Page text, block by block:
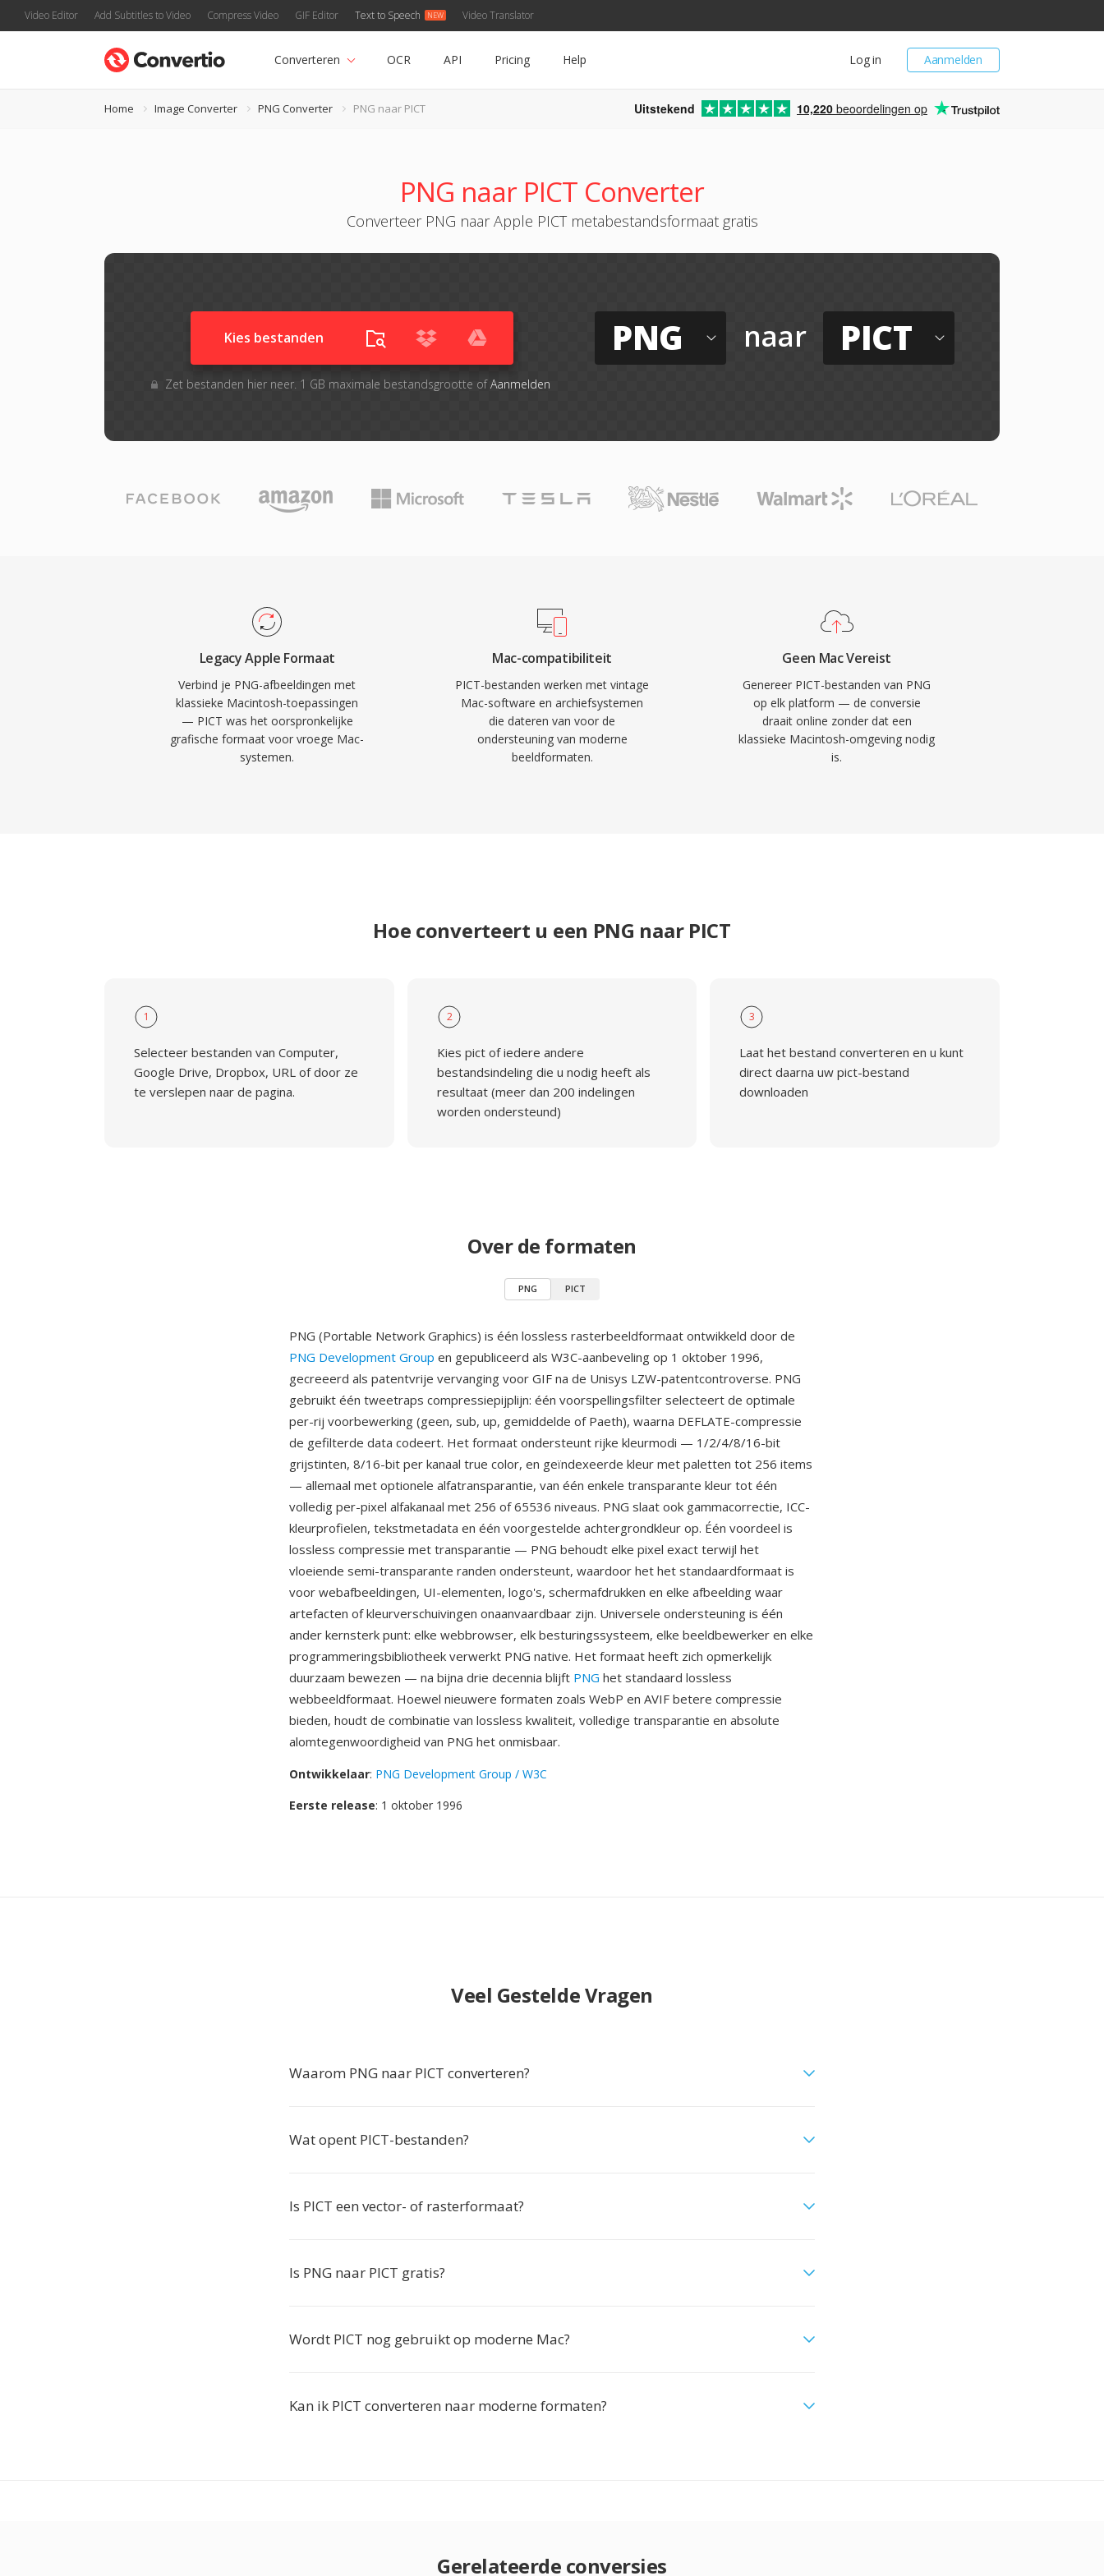
Video Editor Add Subtitles to Video Compress Video GIF Editor Text to Speech Video Translator
Aanmelden
Log in
Converteren OCR API Pricing Help
Home Image Converter PNG Converter PNG naar PICT Uitstekend 10,220 beoordelingen op
PNG naar PICT Converter
Converteer PNG naar Apple PICT metabestandsformaat gratis
Kies bestanden
Zet bestanden hier neer. 1 GB maximale bestandsgrootte ofAanmelden
PNG naar PICT
Legacy Apple Formaat
Verbind je PNG-afbeeldingen met
klassieke Macintosh-toepassingen
— PICT was het oorspronkelijke
grafische formaat voor vroege Mac-
systemen.
Mac-compatibiliteit
PICT-bestanden werken met vintage
Mac-software en archiefsystemen
die dateren van voor de
ondersteuning van moderne
beeldformaten.
Geen Mac Vereist
Genereer PICT-bestanden van PNG
op elk platform — de conversie
draait online zonder dat een
klassieke Macintosh-omgeving nodig
is.
Hoe converteert u een PNG naar PICT
1
Selecteer bestanden van Computer,
Google Drive, Dropbox, URL of door ze
te verslepen naar de pagina.
2
Kies pict of iedere andere
bestandsindeling die u nodig heeft als
resultaat (meer dan 200 indelingen
worden ondersteund)
3
Laat het bestand converteren en u kunt
direct daarna uw pict-bestand
downloaden
Over de formaten
PNG PICT
PNG (Portable Network Graphics) is één lossless rasterbeeldformaat ontwikkeld door de
PNG Development Group en gepubliceerd als W3C-aanbeveling op 1 oktober 1996,
gecreeerd als patentvrije vervanging voor GIF na de Unisys LZW-patentcontroverse. PNG
gebruikt één tweetraps compressiepijplijn: één voorspellingsfilter selecteert de optimale
per-rij voorbewerking (geen, sub, up, gemiddelde of Paeth), waarna DEFLATE-compressie
de gefilterde data codeert. Het formaat ondersteunt rijke kleurmodi — 1/2/4/8/16-bit
grijstinten, 8/16-bit per kanaal true color, en geïndexeerde kleur met paletten tot 256 items
— allemaal met optionele alfatransparantie, van één enkele transparante kleur tot één
volledig per-pixel alfakanaal met 256 of 65536 niveaus. PNG slaat ook gammacorrectie, ICC-
kleurprofielen, tekstmetadata en één voorgestelde achtergrondkleur op. Één voordeel is
lossless compressie met transparantie — PNG behoudt elke pixel exact terwijl het
vloeiende semi-transparante randen ondersteunt, waardoor het het standaardformaat is
voor webafbeeldingen, UI-elementen, logo's, schermafdrukken en elke afbeelding waar
artefacten of kleurverschuivingen onaanvaardbaar zijn. Universele ondersteuning is één
ander kernsterk punt: elke webbrowser, elk besturingssysteem, elke beeldbewerker en elke
programmeringsbibliotheek verwerkt PNG native. Het formaat heeft zich opmerkelijk
duurzaam bewezen — na bijna drie decennia blijft PNG het standaard lossless
webbeeldformaat. Hoewel nieuwere formaten zoals WebP en AVIF betere compressie
bieden, houdt de combinatie van lossless kwaliteit, volledige transparantie en absolute
alomtegenwoordigheid van PNG het onmisbaar.
Ontwikkelaar: PNG Development Group / W3C
Eerste release: 1 oktober 1996
Veel Gestelde Vragen
Waarom PNG naar PICT converteren?
Wat opent PICT-bestanden?
Is PICT een vector- of rasterformaat?
Is PNG naar PICT gratis?
Wordt PICT nog gebruikt op moderne Mac?
Kan ik PICT converteren naar moderne formaten?
Gerelateerde conversies